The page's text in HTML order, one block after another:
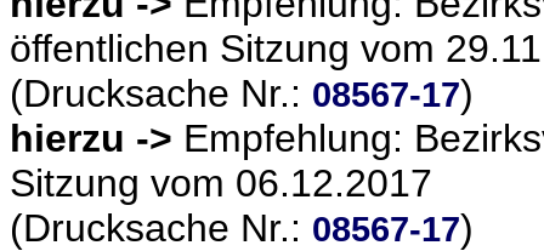
öffentlichen Sitzung vom
(Drucksache Nr.: 08567-17)
hierzu -> Empfehlung:
Sitzung vom 06.12.2017
(Drucksache Nr.: 08567-17)